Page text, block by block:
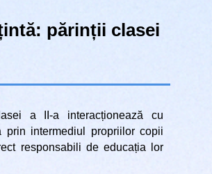
părinții clasei
a II-a interacționează cu
prin intermediul propriilor copii
responsabili de educația lor